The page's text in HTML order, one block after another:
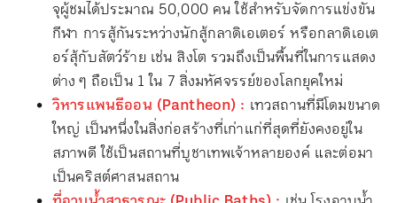
จุผู้ชมได้ประมาณ 50,000 คน ใช้สำหรับจัดการแข่งขัน
กีฬา การสู้กันระหว่างนักสู้กลาดิเอเตอร์ หรือกลาดิเอเต
อร์สุ้กับสัตว์ร้าย เช่น สิงโต รวมถึงเป็นพื้นที่ในการแสดง
ต่าง ๆ ถือเป็น 1 ใน 7 สิ่งมหัศจรรย์ของโลกยุคใหม่
วิหารแพนธีออน (Pantheon) : เทวสถานที่มีโดมขนาด
ใหญ่ เป็นหนึ่งในสิ่งก่อสร้างที่เก่าแก่ที่สุดที่ยังคงอยู่ใน
สภาพดี ใช้เป็นสถานที่บูชาเทพเจ้าหลายองค์ และต่อมา
เป็นคริสต์ศาสนสถาน